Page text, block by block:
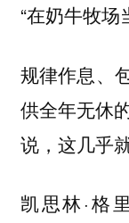
“在奶牛牧
规律作息、
供全年无休
说，这几乎
凯思林·格